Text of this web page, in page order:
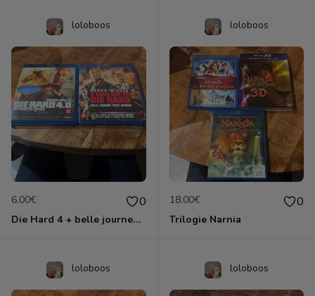
loloboos
6.00€ 0
Die Hard 4 + belle journee pour mourir
loloboos
18.00€ 0
Trilogie Narnia
loloboos loloboos